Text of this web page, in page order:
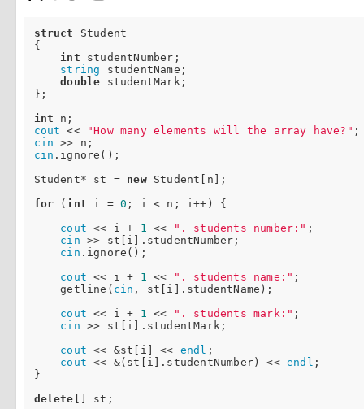
struct
Student
{
int studentNumber;
string studentName;
double studentMark;
};
int
cout << "How many elements will the array have?"
cin
cin .ignore();
Student* st = new Student[n];
for ( int i = 0 ; i < n; i++) {
cout << i + 1 << ". students number:" ;
cin >> st[i].studentNumber;
cin .ignore();
cout << i + 1 << ". students name:" ;
    getline(
cin , st[i].studentName);
cout << i + 1 << ". students mark:" ;
cin >> st[i].studentMark;
cout << &st[i] << endl ;
cout << &(st[i].studentNumber) << endl ;
}
delete